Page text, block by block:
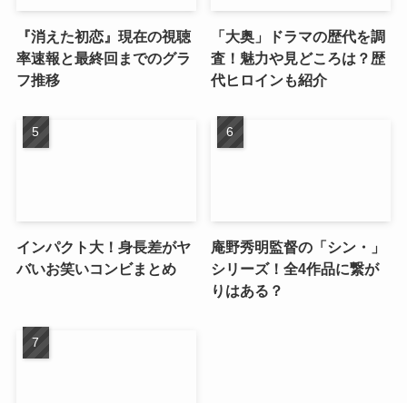
『消えた初恋』現在の視聴
率速報と最終回までのグラ
フ推移
「大奥」ドラマの歴代を調
査！魅力や見どころは？歴
代ヒロインも紹介
インパクト大！身長差がヤ
バいお笑いコンビまとめ
庵野秀明監督の「シン・」
シリーズ！全4作品に繋が
りはある？